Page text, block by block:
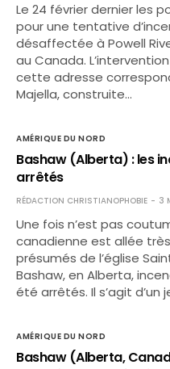
Le 24 février dernier les
pour une tentative
désaffectée à Powell
au Canada.
cette adresse
Majella, construite…
AMÉRIQUE DU NORD
Bashaw (Alberta) : les
arrêtés
RÉDACTION CHRISTIANOPHOBIE 3
Une fois n’est pas
canadienne est allée
présumés de l’église
Bashaw, en Alberta,
été arrêtés. Il s’agit d’un
AMÉRIQUE DU NORD
Bashaw (Alberta,